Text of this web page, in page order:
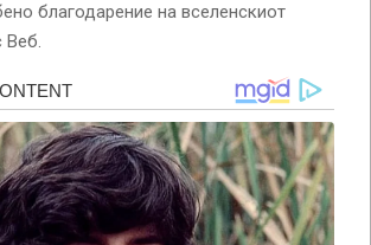
благодарение на вселенскиот
Веб.